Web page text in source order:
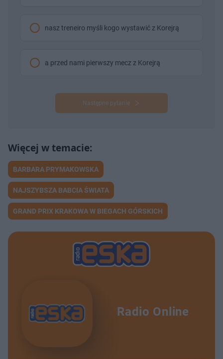
nasz treneiro myśli kogo wystawić z Korejrą
a przed nami pierwszy mecz z Korejrą
Następne pytanie
BARBARA PRYMAKOWSKA
NAJSZYBSZA BABCIA ŚWIATA
GRAND PRIX KRAKOWA W BIEGACH GÓRSKICH
Radio Online